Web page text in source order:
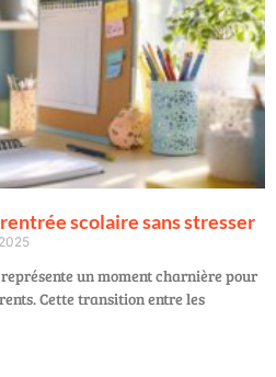
scolaire sans stresser
un moment charnière pour
Cette transition entre les